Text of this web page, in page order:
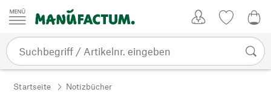
Zum Inhalt springen
Startseite Notizbücher